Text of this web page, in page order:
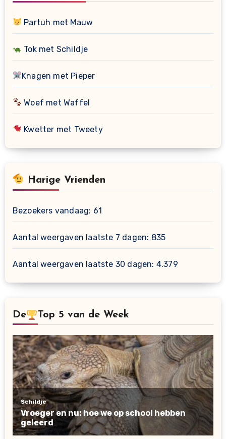
Partuh met Mauw
Tok met Schildje
Knagen met Pieper
Woef met Waffel
Kwetter met Tweety
Harige Vrienden
Bezoekers vandaag: 61
Aantal weergaven laatste 7 dagen: 835
Aantal weergaven laatste 30 dagen: 4.379
De Top 5 van de Week